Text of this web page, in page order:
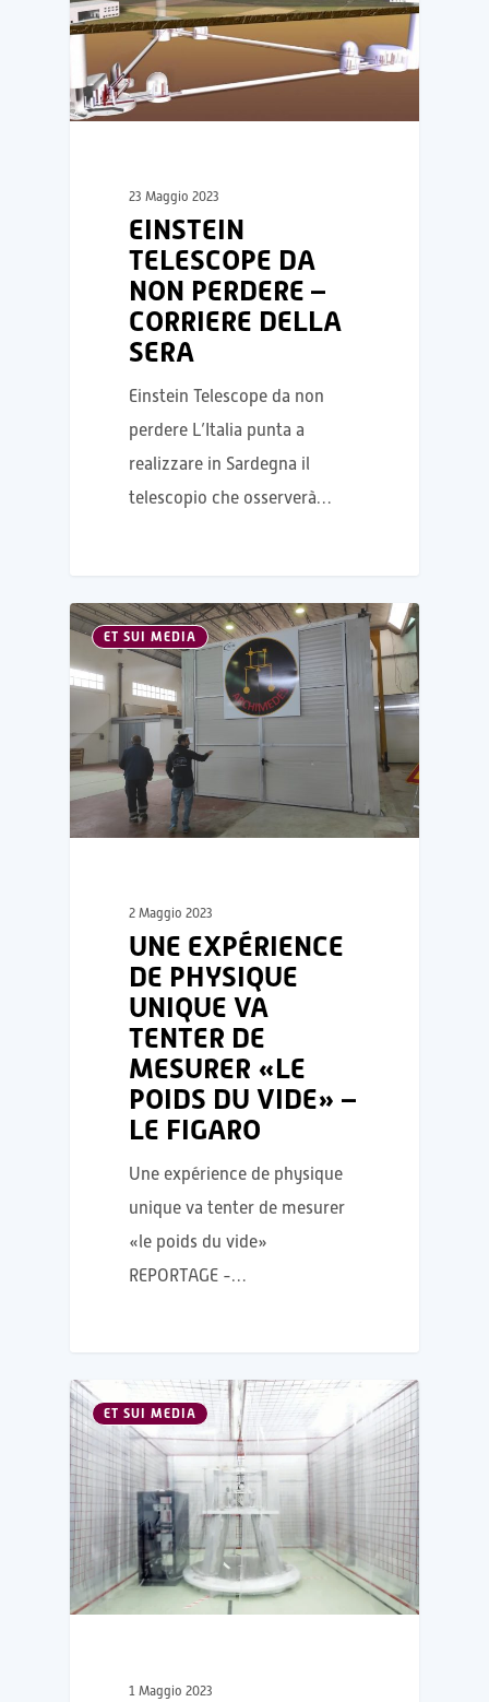
23 Maggio 2023
EINSTEIN
TELESCOPE DA
NON PERDERE –
CORRIERE DELLA
SERA
Einstein Telescope da non
perdere L’Italia punta a
realizzare in Sardegna il
telescopio che osserverà…
ET SUI MEDIA
2 Maggio 2023
UNE EXPÉRIENCE
DE PHYSIQUE
UNIQUE VA
TENTER DE
MESURER «LE
POIDS DU VIDE» –
LE FIGARO
Une expérience de physique
unique va tenter de mesurer
«le poids du vide»
REPORTAGE -…
ET SUI MEDIA
1 Maggio 2023